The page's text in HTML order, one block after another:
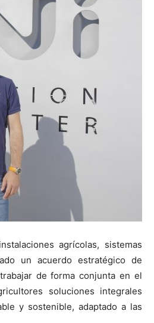
agrícolas, sistemas
un acuerdo estratégico de
de forma conjunta en el
soluciones integrales
y sostenible, adaptado a las